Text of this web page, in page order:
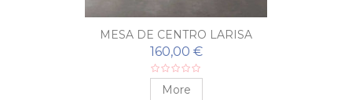
MESA DE CENTRO LARISA
160,00 €
More